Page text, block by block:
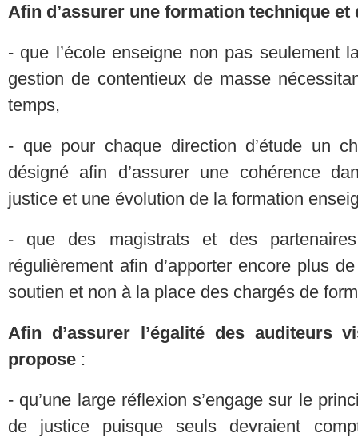
Afin d’assurer une formation technique et
- que l’école enseigne non pas seulement
gestion de contentieux de masse
temps,
- que pour chaque direction d’étude un
désigné afin d’assurer une cohérence
justice et une évolution de la formation
- que des magistrats et des
régulièrement afin d’apporter encore plus
soutien et non à la place des chargés de
Afin d’assurer l’égalité des auditeurs
propose :
- qu’une large réflexion s’engage sur le
de justice puisque seuls devraient